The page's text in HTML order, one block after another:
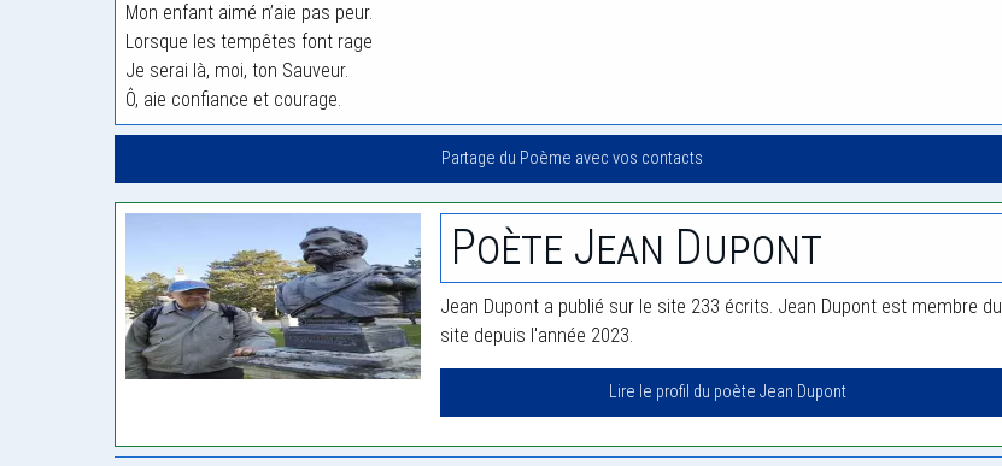
Mon enfant aimé n’aie pas peur.
Lorsque les tempêtes font rage
Je serai là, moi, ton Sauveur.
Ô, aie confiance et courage.
Partage du Poème avec vos contacts
Poète Jean Dupont
Jean Dupont a publié sur le site 233 écrits. Jean Dupont est membre du
site depuis l'année 2023.
Lire le profil du poète Jean Dupont